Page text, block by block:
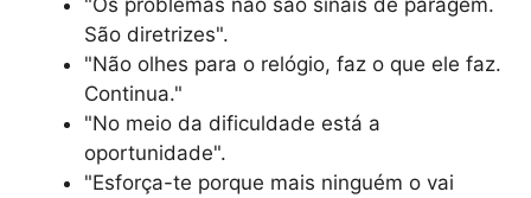
São diretrizes".
"Não olhes para o relógio, faz o que ele faz.
Continua."
"No meio da dificuldade está a
oportunidade".
"Esforça-te porque mais ninguém o vai